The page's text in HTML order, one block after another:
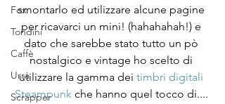
Fox
Tondini
Caffè
Urrà
Scrapper
smontarlo ed utilizzare alcune pagine
per ricavarci un mini! (hahahahah!) e
dato che sarebbe stato tutto un pò
nostalgico e vintage ho scelto di
utilizzare la gamma dei timbri digitali
Steampunk che hanno quel tocco di....